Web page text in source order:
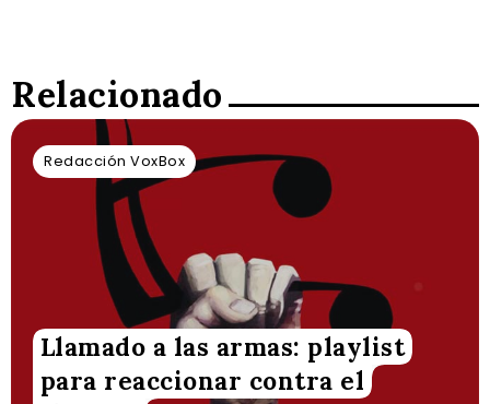
Relacionado
Redacción VoxBox
Llamado a las armas: playlist
para reaccionar contra el